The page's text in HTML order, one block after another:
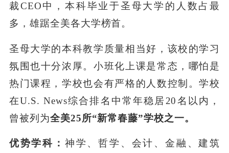
裁CEO中，本科毕业于圣母大学的人数占最
多，雄踞全美各大学榜首。
圣母大学的本科教学质量相当好，该校的学习
氛围也十分浓厚。小班化上课是常态，哪怕是
热门课程，学校也会有严格的人数控制。学校
在U.S. News综合排名中常年稳居20名以内，
曾被列为全美25所“新常春藤”学校之一。
优势学科： 神学、哲学、会计、金融、建筑